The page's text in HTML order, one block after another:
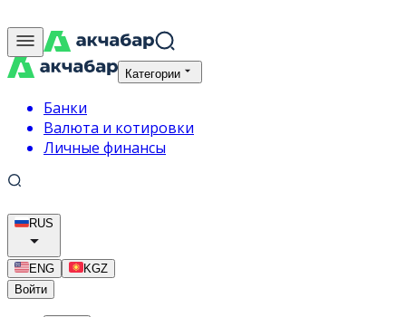
Категории
Банки
Валюта и котировки
Личные финансы
RUS
ENG
KGZ
Войти